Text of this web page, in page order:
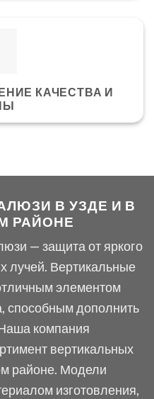
КАЧЕСТВА И
В УЗДЕ И В
РАЙОНЕ
— защита от яркого
лучей. Вертикальные
элементом
способным дополнить
компания
вертикальных
районе. Модели
изготовления,